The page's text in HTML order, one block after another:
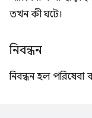
তখন কী ঘটে।
নিবন্ধন
নিবন্ধন হল পরিষেবা